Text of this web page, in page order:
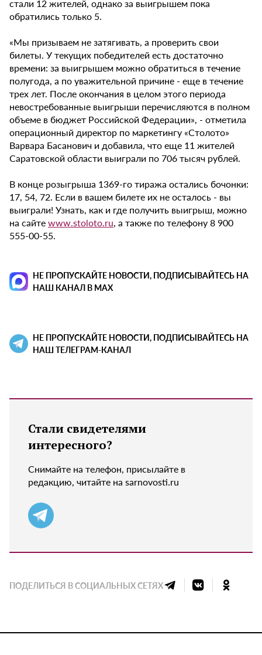
стали 12 жителей, однако за выигрышем пока
обратились только 5.
«Мы призываем не затягивать, а проверить свои
билеты. У текущих победителей есть достаточно
времени: за выигрышем можно обратиться в течение
полугода, а по уважительной причине - еще в течение
трех лет. После окончания в целом этого периода
невостребованные выигрыши перечисляются в полном
объеме в бюджет Российской Федерации», - отметила
операционный директор по маркетингу «Столото»
Варвара Басанович и добавила, что еще 11 жителей
Саратовской области выиграли по 706 тысяч рублей.
В конце розыгрыша 1369-го тиража остались бочонки:
17, 54, 72. Если в вашем билете их не осталось - вы
выиграли! Узнать, как и где получить выигрыш, можно
на сайтеwww.stoloto.ru, а также по телефону 8 900
555-00-55.
НЕ ПРОПУСКАЙТЕ НОВОСТИ, ПОДПИСЫВАЙТЕСЬ НА
НАШ КАНАЛ В MAX
НЕ ПРОПУСКАЙТЕ НОВОСТИ, ПОДПИСЫВАЙТЕСЬ НА
НАШ ТЕЛЕГРАМ-КАНАЛ
Стали свидетелями
интересного?
Снимайте на телефон, присылайте в
редакцию, читайте на sarnovosti.ru
ПОДЕЛИТЬСЯ В СОЦИАЛЬНЫХ СЕТЯХ